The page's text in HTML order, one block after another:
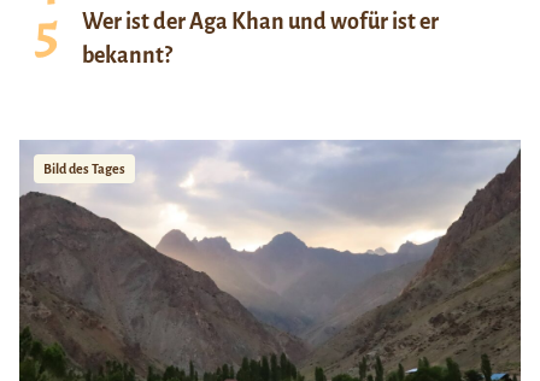
Wer ist der Aga Khan und wofür ist er
bekannt?
Bild des Tages